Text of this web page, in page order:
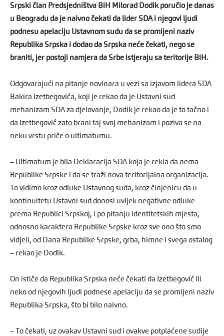
Srpski član Predsjedništva BiH Milorad Dodik poručio je danas
u Beogradu da je naivno čekati da lider SDA i njegovi ljudi
podnesu apelaciju Ustavnom sudu da se promijeni naziv
Republika Srpska i dodao da Srpska neće čekati, nego se
braniti, jer postoji namjera da Srbe istjeraju sa teritorije BiH.
Odgovarajući na pitanje novinara u vezi sa izjavom lidera SDA
Bakira Izetbegovića, koji je rekao da je Ustavni sud
mehanizam SDA za djelovanje, Dodik je rekao da je to tačno i
da Izetbegović zato brani taj svoj mehanizam i poziva se na
neku vrstu priče o ultimatumu.
– Ultimatum je bila Deklaracija SDA koja je rekla da nema
Republike Srpske i da se traži nova teritorijalna organizacija.
To vidimo kroz odluke Ustavnog suda, kroz činjenicu da u
kontinuitetu Ustavni sud donosi uvijek negativne odluke
prema Republici Srpskoj, i po pitanju identitetskih mjesta,
odnosno karaktera Republike Srpske kroz sve ono što smo
vidjeli, od Dana Republike Srpske, grba, himne i svega ostalog
– rekao je Dodik.
On ističe da Republika Srpska neće čekati da Izetbegović ili
neko od njegovih ljudi podnese apelaciju da se promijeni naziv
Republika Srpska, što bi bilo naivno.
– To čekati, uz ovakav Ustavni sud i ovakve potplaćene sudije